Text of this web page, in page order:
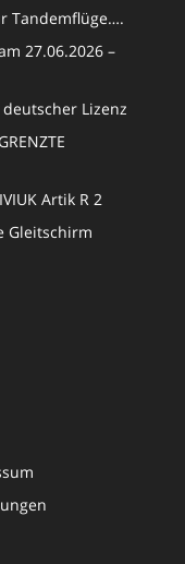
Tandemflüge….
27.06.2026 –
Lizenz
Artik R 2
Gleitschirm